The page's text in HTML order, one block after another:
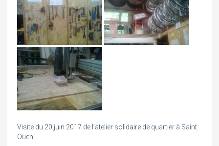
Visite du 20 juin 2017 de l’atelier solidaire de quartier à Saint
Ouen